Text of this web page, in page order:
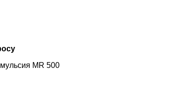
MR 500